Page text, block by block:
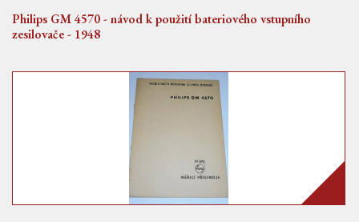
Philips GM 4570 - návod k použití bateriového vstupního
zesilovače - 1948